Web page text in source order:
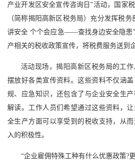
产业开发区安全宣传咨询日”活动，国家
（简称揭阳高新区税务局）充分发挥税
讲安全 个个会应急——查找身边安全隐患
产相关的税收政策宣传，将税费服务送到
活动现场，揭阳高新区税务局的工作
摆放好各类宣传资料。这些资料不仅涵
规、应急知识，还包含了与企业安全生
解读。工作人员们希望通过这些资料，
全生产方面可以享受到的税收支持，从
入的积极性。
“企业雇佣特殊工种有什么优惠政策?